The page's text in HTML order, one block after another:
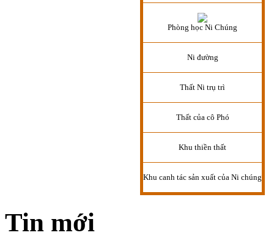
Phòng học Ni Chúng
Ni đường
Thất Ni trụ trì
Thất của cô Phó
Khu thiền thất
Khu canh tác sản xuất của Ni chúng
Tin mới